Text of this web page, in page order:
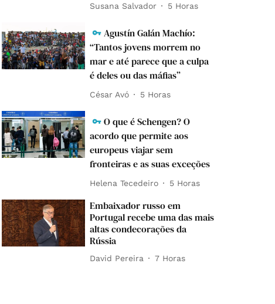
Susana Salvador 5 Horas
Agustín Galán Machío:
“Tantos jovens morrem no
mar e até parece que a culpa
é deles ou das máfias”
César Avó 5 Horas
O que é Schengen? O
acordo que permite aos
europeus viajar sem
fronteiras e as suas exceções
Helena Tecedeiro 5 Horas
Embaixador russo em
Portugal recebe uma das mais
altas condecorações da
Rússia
David Pereira 7 Horas